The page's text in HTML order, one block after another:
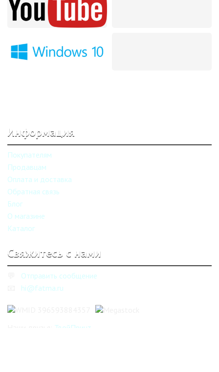
Информация
Покупателям
Продавцам
Оплата и доставка
Обратная связь
Блог
О магазине
Каталог
Свяжитесь с нами
Отправить сообщение
hi@fatma.ru
ТвойПринт